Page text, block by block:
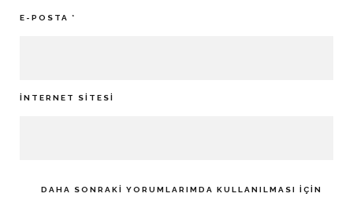
E-POSTA *
İNTERNET SITESI
DAHA SONRAKI YORUMLARIMDA KULLANILMASI IÇIN